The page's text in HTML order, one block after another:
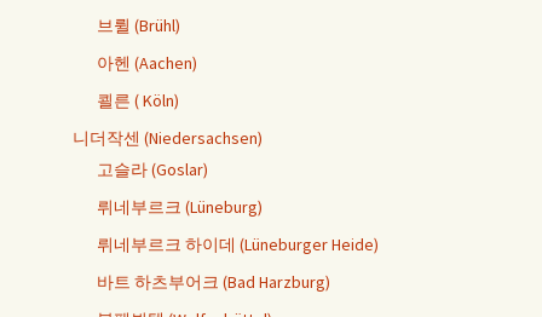
브륄 (Brühl)
아헨 (Aachen)
쾰른 ( Köln)
니더작센 (Niedersachsen)
고슬라 (Goslar)
뤼네부르크 (Lüneburg)
뤼네부르크 하이데 (Lüneburger Heide)
바트 하츠부어크 (Bad Harzburg)